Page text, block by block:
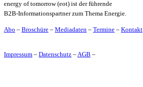
energy of tomorrow (eot) ist der führende
B2B-Informationspartner zum Thema Energie.
Abo – Broschüre – Mediadaten – Termine – Kontakt
Impressum – Datenschutz – AGB –